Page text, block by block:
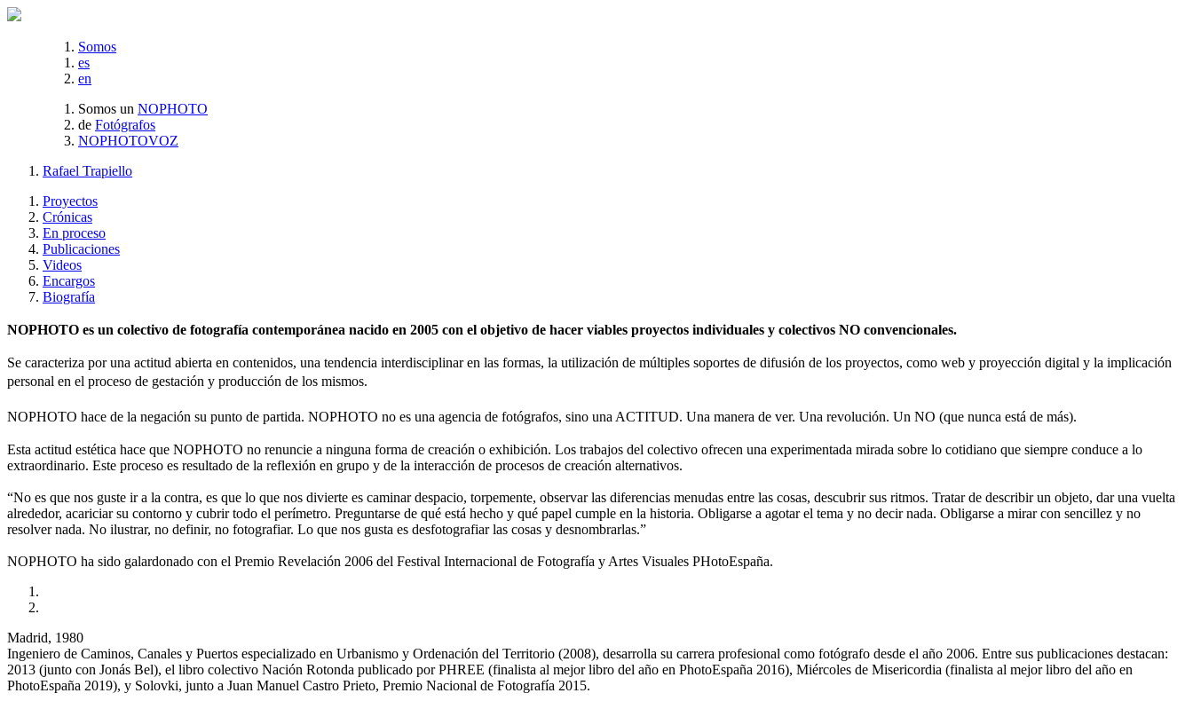
Somos
es
en
Somos un NOPHOTO
de Fotógrafos
NOPHOTOVOZ
Rafael Trapiello
Proyectos
Crónicas
En proceso
Publicaciones
Videos
Encargos
Biografía
NOPHOTO es un colectivo de fotografía contemporánea nacido en 2005 con el objetivo de hacer viables proyectos individuales y colectivos NO convencionales.
Se caracteriza por una actitud abierta en contenidos, una tendencia interdisciplinar en las formas, la utilización de múltiples soportes de difusión de los proyectos, como web y proyección digital y la implicación
personal en el proceso de gestación y producción de los mismos.
NOPHOTO hace de la negación su punto de partida. NOPHOTO no es una agencia de fotógrafos, sino una ACTITUD. Una manera de ver. Una revolución. Un NO (que nunca está de más).
Esta actitud estética hace que NOPHOTO no renuncie a ninguna forma de creación o exhibición. Los trabajos del colectivo ofrecen una experimentada mirada sobre lo cotidiano que siempre conduce a lo
extraordinario. Este proceso es resultado de la reflexión en grupo y de la interacción de procesos de creación alternativos.
“No es que nos guste ir a la contra, es que lo que nos divierte es caminar despacio, torpemente, observar las diferencias menudas entre las cosas, descubrir sus ritmos. Tratar de describir un objeto, dar una vuelta
alrededor, acariciar su contorno y cubrir todo el perímetro. Preguntarse de qué está hecho y qué papel cumple en la historia. Obligarse a agotar el tema y no decir nada. Obligarse a mirar con sencillez y no
resolver nada. No ilustrar, no definir, no fotografiar. Lo que nos gusta es desfotografiar las cosas y desnombrarlas.”
NOPHOTO ha sido galardonado con el Premio Revelación 2006 del Festival Internacional de Fotografía y Artes Visuales PHotoEspaña.
Madrid, 1980
Ingeniero de Caminos, Canales y Puertos especializado en Urbanismo y Ordenación del Territorio (2008), desarrolla su carrera profesional como fotógrafo desde el año 2006. Entre sus publicaciones destacan:
2013 (junto con Jonás Bel), el libro colectivo Nación Rotonda publicado por PHREE (finalista al mejor libro del año en PhotoEspaña 2016), Miércoles de Misericordia (finalista al mejor libro del año en
PhotoEspaña 2019), y Solovki, junto a Juan Manuel Castro Prieto, Premio Nacional de Fotografía 2015.